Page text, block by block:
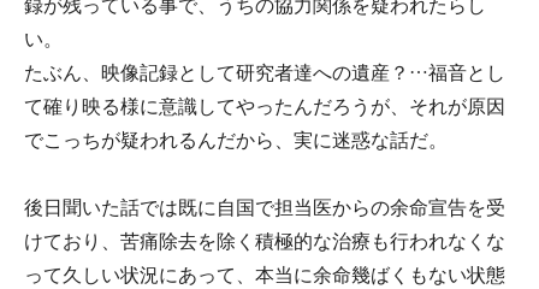
録が残っている事で、うちの協力関係を疑われたらし
い。
たぶん、映像記録として研究者達への遺産？…福音とし
て確り映る様に意識してやったんだろうが、それが原因
でこっちが疑われるんだから、実に迷惑な話だ。
後日聞いた話では既に自国で担当医からの余命宣告を受
けており、苦痛除去を除く積極的な治療も行われなくな
って久しい状況にあって、本当に余命幾ばくもない状態